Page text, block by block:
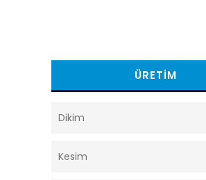
ÜRETIM
Dikim
Kesim